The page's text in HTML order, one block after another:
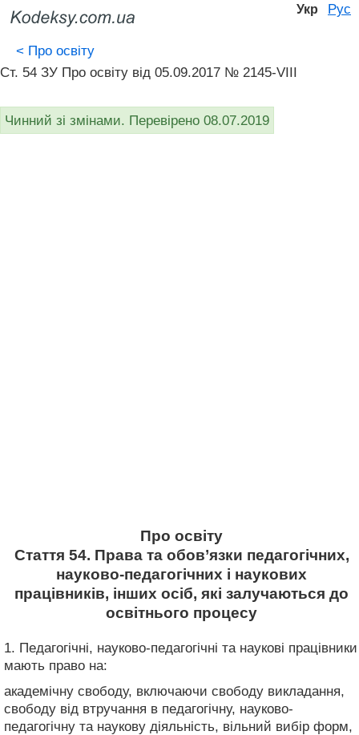
Укр Рус
< Про освіту
Ст. 54 ЗУ Про освіту від 05.09.2017 № 2145-VIII
Чинний зі змінами. Перевірено 08.07.2019
Про освіту
Стаття 54. Права та обов’язки педагогічних,
науково-педагогічних і наукових
працівників, інших осіб, які залучаються до
освітнього процесу
1. Педагогічні, науково-педагогічні та наукові працівники
мають право на:
академічну свободу, включаючи свободу викладання,
свободу від втручання в педагогічну, науково-
педагогічну та наукову діяльність, вільний вибір форм,